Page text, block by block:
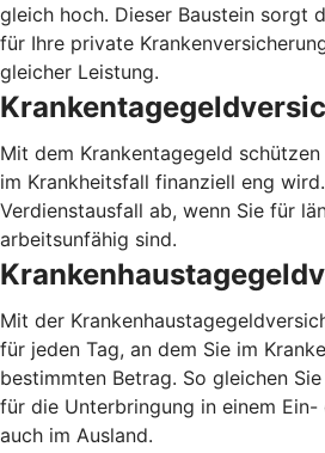
gleich hoch. Dieser Baustein sorgt
für Ihre private
gleicher Leistung.
Mit dem Krankentagegeld
im Krankheitsfall finanziell eng
Verdienstausfall ab, wenn Sie für
arbeitsunfähig sind.
Mit der
für jeden Tag, an dem Sie im
bestimmten Betrag. So gleichen
für die Unterbringung in einem
auch im Ausland.